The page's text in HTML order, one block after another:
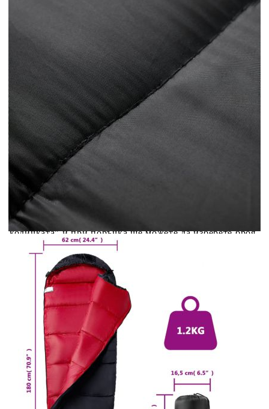
Материал на покритието:
Плат (190T полиестер)
Размери на спалния чувал:
180 x 62 см (Д x Ш)
Подходящи сезони:
Пролет/Лято/Есен
Заетост:
1 човек
Означаване за:
Възрастен
Купи на изплащане
Credit calculator
Спален чувал тип мумия за възрастни къмпинг 3
сезона
Please select credit institution
Цена на продукта:
Extraction of information from credit institutions
Предоставената таблица е с информационна цел.
Добавете продукта в количката си с бутона "Добави в
количката" и при поръчка ще можете да изберете броя
вноски на кредита.
Acest tabel are caracter informativ. Adăugați produsul în
coșul de cumpărături unde veți putea selecta detaliile
cererii de creditare.
Предоставената таблица е с информационна цел.
Добавете продукта в количката си с бутона "Добави в
количката" и при поръчка ще можете да изберете броя
вноски на кредита.
Предоставената таблица е с информационна цел.
Добавете продукта в количката си с бутона "Добави в
количката" и при поръчка ще можете да изберете броя
вноски на кредита.